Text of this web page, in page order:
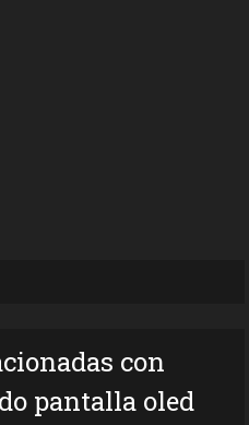
con
pantalla oled